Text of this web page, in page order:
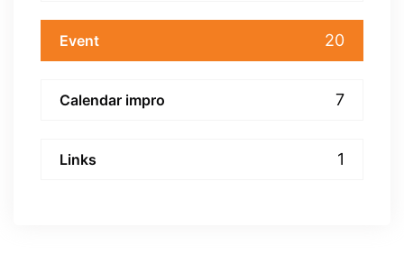
Event 20
Calendar impro 7
Links 1